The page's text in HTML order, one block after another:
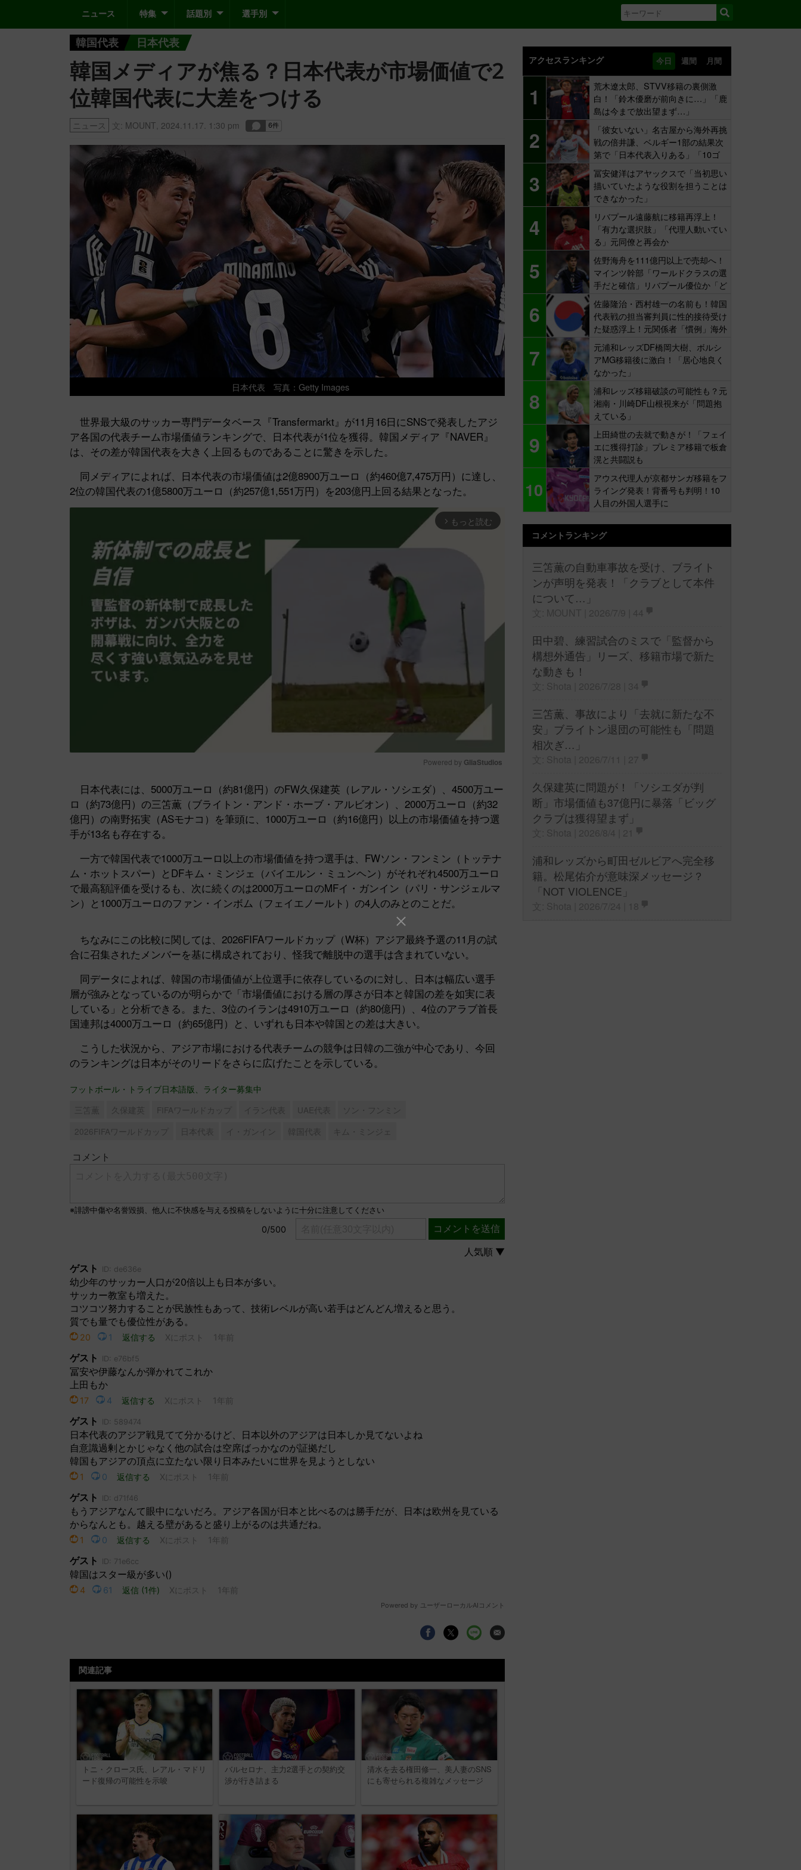
ニュース 特集 話題別 選手別
韓国代表 日本代表
韓国メディアが焦る？日本代表が市場価値で2
位韓国代表に大差をつける
ニュース 文: MOUNT 2024.11.17. 1:30 pm
日本代表 写真：Getty Images
世界最大級のサッカー専門データベース『Transfermarkt』が11月16日にSNSで発表したアジ
ア各国の代表チーム市場価値ランキングで、日本代表が1位を獲得。韓国メディア『NAVER』
は、その差が韓国代表を大きく上回るものであることに驚きを示した。
同メディアによれば、日本代表の市場価値は2億8900万ユーロ（約460億7,475万円）に達し、
2位の韓国代表の1億5800万ユーロ（約257億1,551万円）を203億円上回る結果となった。
arrow_forward_ios もっと読む
Mute
Powered by GliaStudios
日本代表には、5000万ユーロ（約81億円）のFW久保建英（レアル・ソシエダ）、4500万ユー
ロ（約73億円）の三笘薫（ブライトン・アンド・ホーブ・アルビオン）、2000万ユーロ（約32
億円）の南野拓実（ASモナコ）を筆頭に、1000万ユーロ（約16億円）以上の市場価値を持つ選
手が13名も存在する。
一方で韓国代表で1000万ユーロ以上の市場価値を持つ選手は、FWソン・フンミン（トッテナ
ム・ホットスパー）とDFキム・ミンジェ（バイエルン・ミュンヘン）がそれぞれ4500万ユーロ
で最高額評価を受けるも、次に続くのは2000万ユーロのMFイ・ガンイン（パリ・サンジェルマ
ン）と1000万ユーロのファン・インボム（フェイエノールト）の4人のみとのことだ。
ちなみにこの比較に関しては、2026FIFAワールドカップ（W杯）アジア最終予選の11月の試
合に召集されたメンバーを基に構成されており、怪我で離脱中の選手は含まれていない。
同データによれば、韓国の市場価値が上位選手に依存しているのに対し、日本は幅広い選手
層が強みとなっているのが明らかで「市場価値における層の厚さが日本と韓国の差を如実に表
している」と分析できる。また、3位のイランは4910万ユーロ（約80億円）、4位のアラブ首長
国連邦は4000万ユーロ（約65億円）と、いずれも日本や韓国との差は大きい。
こうした状況から、アジア市場における代表チームの競争は日韓の二強が中心であり、今回
のランキングは日本がそのリードをさらに広げたことを示している。
フットボール・トライブ日本語版、ライター募集中
久保建英 FIFAワールドカップ イラン代表 UAE代表
ソン・フンミン
2026FIFAワールドカップ
日本代表 イ・ガンイン 韓国代表 キム・ミンジェ
関連記事
トニ・クロース氏、レアル・マドリ
ード復帰の可能性を示唆
バルセロナ、主力2選手との契約交
渉が行き詰まる
清水を去る権田修一、美人妻のSNS
にも寄せられる複雑なメッセージ
アクセスランキング 今日 週間 月間
1
荒木遼太郎、STVV移籍の裏側激
白！「鈴木優磨が前向きに…」「鹿
島は今まで放出望まず…」
2
「彼女いない」名古屋から海外再挑
戦の倍井謙、ベルギー1部の結果次
第で「日本代表入りある」「10ゴ
ール目標」
3
冨安健洋はアヤックスで「当初思い
描いていたような役割を担うことは
できなかった」
4
リバプール遠藤航に移籍再浮上！
「有力な選択肢」「代理人動いてい
る」元同僚と再会か
5
佐野海舟を111億円以上で売却へ！
マインツ幹部「ワールドクラスの選
手だと確信」リバプール優位か「ど
ちらかだ」
6
佐藤隆治・西村雄一の名前も！韓国
代表戦の担当審判員に性的接待受け
た疑惑浮上！元関係者「慣例」海外
7
元浦和レッズDF橋岡大樹、ボルシ
アMG移籍後に激白！「居心地良く
なかった」
8
浦和レッズ移籍破談の可能性も？元
湘南・川崎DF山根視来が「問題抱
えている」
9
上田綺世の去就で動きが！「フェイ
エに獲得打診」プレミア移籍で板倉
滉と共闘説も
10
アウス代理人が京都サンガ移籍をフ
ライング発表！背番号も判明！10
人目の外国人選手に
コメントランキング
三笘薫の自動車事故を受け、ブライト
ンが声明を発表！「クラブとして本件
について…」
田中碧、練習試合のミスで「監督から
構想外通告」リーズ、移籍市場で新た
な動きも！
三笘薫、事故により「去就に新たな不
安」ブライトン退団の可能性も「問題
相次ぎ…」
久保建英に問題が！「ソシエダが判
断」市場価値も37億円に暴落「ビッグ
クラブは獲得望まず」
浦和レッズから町田ゼルビアへ完全移
籍。松尾佑介が意味深メッセージ？
「NOT VIOLENCE」